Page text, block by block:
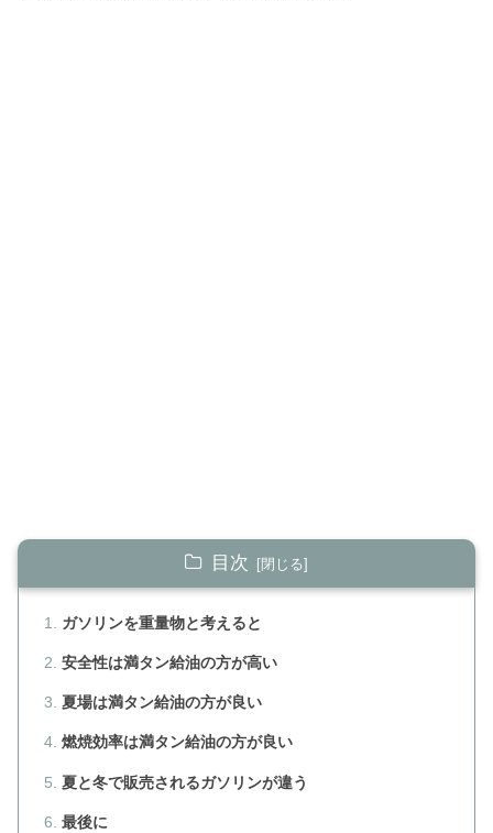
目次
ガソリンを重量物と考えると
安全性は満タン給油の方が高い
夏場は満タン給油の方が良い
燃焼効率は満タン給油の方が良い
夏と冬で販売されるガソリンが違う
最後に